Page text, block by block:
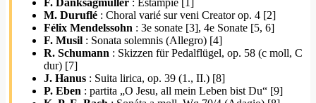
F. Danksagmüller : Estampie [1]
M. Duruflé : Choral varié sur veni Creator op. 4 [2]
Félix Mendelssohn : 3e sonate [3], 4e Sonate [5, 6]
F. Musil : Sonata solemnis (Allegro) [4]
R. Schumann : Skizzen für Pedalflügel, op. 58 (c moll, C
dur) [7]
J. Hanus : Suita lirica, op. 39 (1., II.) [8]
P. Eben : partita „O Jesu, all mein Leben bist Du“ [9]